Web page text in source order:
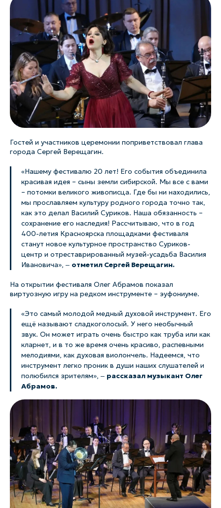
Гостей и участников церемонии поприветствовал глава
города Сергей Верещагин.
«Нашему фестивалю 20 лет! Его события объединила
красивая идея – сыны земли сибирской. Мы все с вами
– потомки великого живописца. Где бы ни находились,
мы прославляем культуру родного города точно так,
как это делал Василий Суриков. Наша обязанность –
сохранение его наследия! Рассчитываю, что в год
400-летия Красноярска площадками фестиваля
станут новое культурное пространство Суриков-
центр и отреставрированный музей-усадьба Василия
Ивановича», ‒ отметил Сергей Верещагин.
На открытии фестиваля Олег Абрамов показал
виртуозную игру на редком инструменте – эуфониуме.
«Это самый молодой медный духовой инструмент. Его
ещё называют сладкоголосый. У него необычный
звук. Он может играть очень быстро как труба или как
кларнет, и в то же время очень красиво, распевными
мелодиями, как духовая виолончель. Надеемся, что
инструмент легко проник в души наших слушателей и
полюбился зрителям», ‒ рассказал музыкант Олег
Абрамов.